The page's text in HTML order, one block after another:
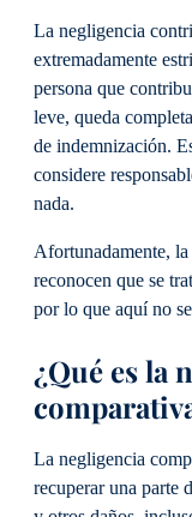
La negligencia
extremadamente
persona que
leve, queda
de indemnización.
considere
nada.
Afortunadamente,
reconocen que se
por lo que aquí no
¿Qué es la
La negligencia
recuperar una parte